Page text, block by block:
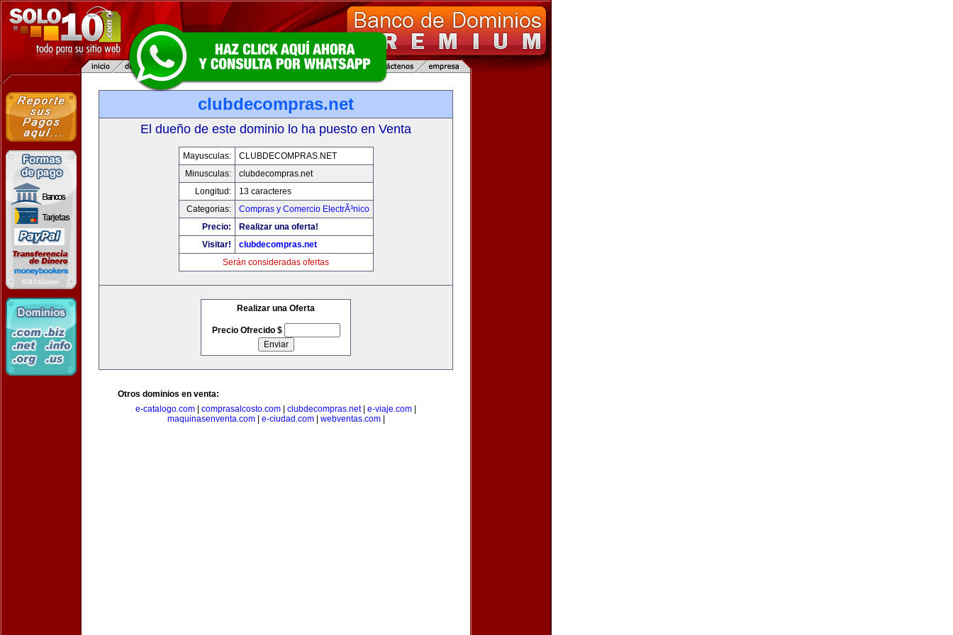
clubdecompras.net
El dueño de este dominio lo ha puesto en Venta
Mayusculas:
CLUBDECOMPRAS.NET
Minusculas:
clubdecompras.net
Longitud:
13 caracteres
Categorias:
Compras y Comercio ElectrÃ³nico
Precio:
Realizar una oferta!
Visitar!
clubdecompras.net
Serán consideradas ofertas
Realizar una Oferta
Precio Ofrecido $
Otros dominios en venta:
e-catalogo.com
comprasalcosto.com clubdecompras.net| e-viaje.com
maquinasenventa.com| e-ciudad.com| webventas.com|